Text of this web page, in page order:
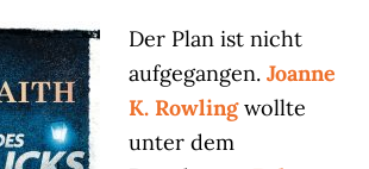
Der Plan ist nicht
aufgegangen.Joanne
K. Rowling wollte
unter dem